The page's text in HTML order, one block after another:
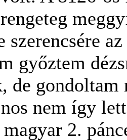
szerencsére
győztem
de gondoltam
nem így
2.